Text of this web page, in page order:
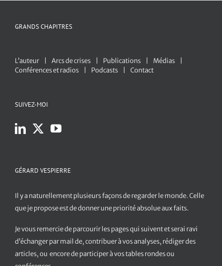
GRANDS CHAPITRES
L’auteur Arcs de crises Publications
Médias
Conférences et radios
Podcasts Contact
SUIVEZ-MOI
GÉRARD VESPIERRE
Il y a naturellement plusieurs façons de regarder le monde. Celle
que je propose est de donner une priorité absolue aux faits.
Je vous remercie de parcourir les pages qui suivent et serai ravi
d’échanger par mail de, contribuer à vos analyses, rédiger des
articles, ou encore de participer à vos tables rondes ou